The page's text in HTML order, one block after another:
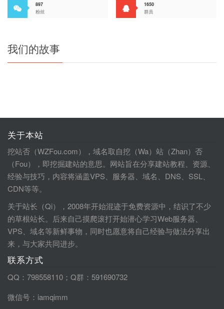
897
粉丝
1650
群员
我们的故事
关于本站
挖站否（WZFou.com），域名取自挖（Wa）站（Zhan）否
（Fou），即挖掘建站的意思。网站旨在分享建站教程、资源、
经验与技巧，内容将涵盖VPS、服务器、域名、DNS、SSL、
CDN等等。
关于站长（Qi），2008年开始混迹于免费资源中，结识了不少
的草根站长。后来自己摸爬滚打开始潜心学习Web服务器、
VPS、域名等新鲜事物，同时也愿意将自己经验与做法分享出
来，与大家共同进步。
联系方式
QQ：798558110；Q群：591690732
微信号：iamqimm